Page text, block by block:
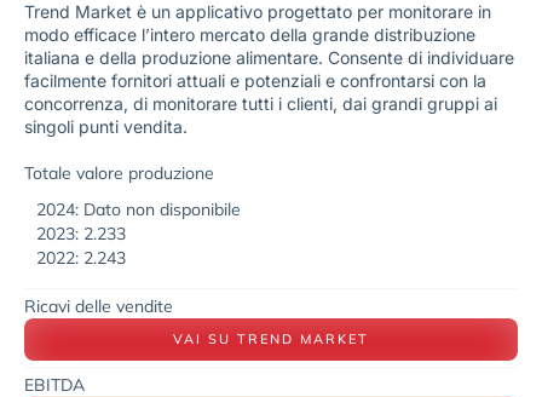
Trend Market è un applicativo progettato per monitorare in
modo efficace l’intero mercato della grande distribuzione
italiana e della produzione alimentare. Consente di individuare
facilmente fornitori attuali e potenziali e confrontarsi con la
concorrenza, di monitorare tutti i clienti, dai grandi gruppi ai
singoli punti vendita.
Totale valore produzione
2024: Dato non disponibile
2023: 2.233
2022: 2.243
Ricavi delle vendite
VAI SU TREND MARKET
EBITDA